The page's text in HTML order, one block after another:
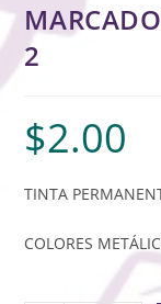
2
$2.00
TINTA
COLORES